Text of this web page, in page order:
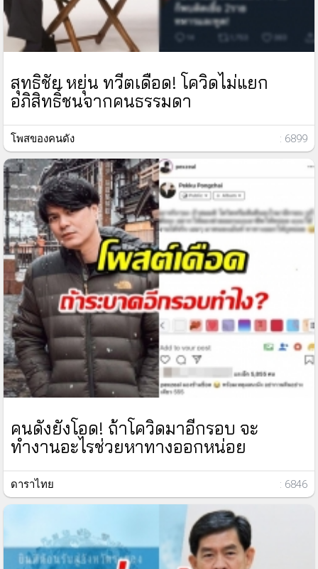
สุทธิชัย หยุ่น ทวีตเดือด! โควิดไม่แยก
อภิสิทธิ์ชนจากคนธรรมดา
โพสของคนดัง : 6899
คนดังยังโอด! ถ้าโควิดมาอีกรอบ จะ
ทำงานอะไรช่วยหาทางออกหน่อย
ดาราไทย : 6846